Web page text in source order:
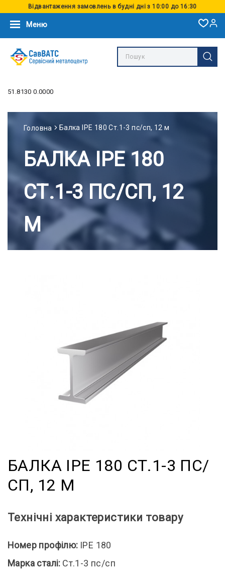
Відвантаження замовлень в будні дні з 10:00 до 16:30
Меню
51.8130 0.0000
Головна Балка IPE 180 Ст.1-3 пс/сп, 12 м
БАЛКА IPE 180
СТ.1-3 ПС/СП, 12
М
БАЛКА IPE 180 СТ.1-3 ПС/
СП, 12 М
Технічні характеристики товару
Номер профілю: IPE 180
Марка сталі: Ст.1-3 пс/сп